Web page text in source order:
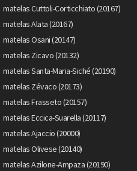
matelas Cuttoli-Corticchiato (20167)
matelas Alata (20167)
matelas Osani (20147)
matelas Zicavo (20132)
matelas Santa-Maria-Siché (20190)
matelas Zévaco (20173)
matelas Frasseto (20157)
matelas Eccica-Suarella (20117)
matelas Ajaccio (20000)
matelas Olivese (20140)
matelas Azilone-Ampaza (20190)